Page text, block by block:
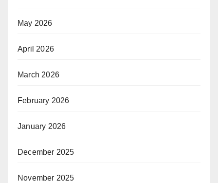
May 2026
April 2026
March 2026
February 2026
January 2026
December 2025
November 2025